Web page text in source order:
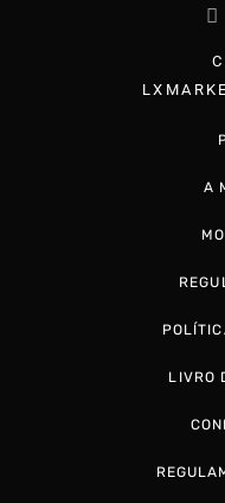
LIVRO
A